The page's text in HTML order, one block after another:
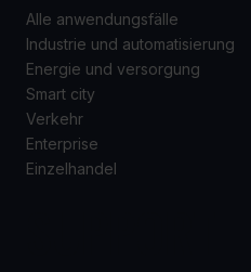
Alle anwendungsfälle
Industrie und automatisierung
Energie und versorgung
Smart city
Verkehr
Enterprise
Einzelhandel